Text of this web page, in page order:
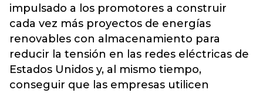
impulsado a los promotores a construir
cada vez más proyectos de energías
renovables con almacenamiento para
reducir la tensión en las redes eléctricas de
Estados Unidos y, al mismo tiempo,
conseguir que las empresas utilicen